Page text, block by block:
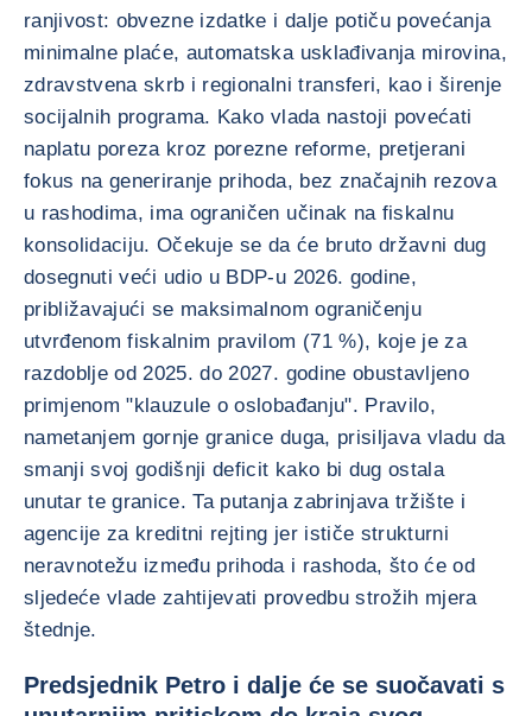
ranjivost: obvezne izdatke i dalje potiču povećanja
minimalne plaće, automatska usklađivanja mirovina,
zdravstvena skrb i regionalni transferi, kao i širenje
socijalnih programa. Kako vlada nastoji povećati
naplatu poreza kroz porezne reforme, pretjerani
fokus na generiranje prihoda, bez značajnih rezova
u rashodima, ima ograničen učinak na fiskalnu
konsolidaciju. Očekuje se da će bruto državni dug
dosegnuti veći udio u BDP-u 2026. godine,
približavajući se maksimalnom ograničenju
utvrđenom fiskalnim pravilom (71 %), koje je za
razdoblje od 2025. do 2027. godine obustavljeno
primjenom "klauzule o oslobađanju". Pravilo,
nametanjem gornje granice duga, prisiljava vladu da
smanji svoj godišnji deficit kako bi dug ostala
unutar te granice. Ta putanja zabrinjava tržište i
agencije za kreditni rejting jer ističe strukturni
neravnotežu između prihoda i rashoda, što će od
sljedeće vlade zahtijevati provedbu strožih mjera
štednje.
Predsjednik Petro i dalje će se suočavati s